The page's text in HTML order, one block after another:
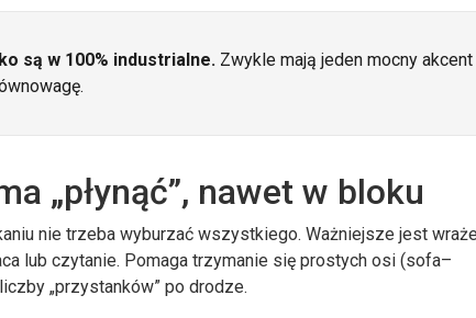
są w 100% industrialne. Zwykle mają jeden mocny akcent
„płynąć”, nawet w bloku
nie trzeba wyburzać wszystkiego. Ważniejsze jest
lub czytanie. Pomaga trzymanie się prostych osi (sofa–
„przystanków” po drodze.